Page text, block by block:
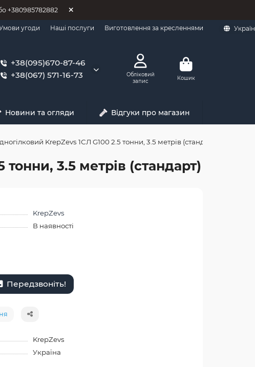
+380985782882
угоди Наші послуги Виготовлення за кресленнями
+38(095)670-87-46
+38(067) 571-16-73
Обліковий
запис
Кошик
Новини та огляди Відгуки про магазин
KrepZevs 1СЛ G100 2.5 тонни, 3.5 метрів (стандарт)
3.5 метрів (стандарт)
KrepZevs
В наявності
Передзвоніть!
KrepZevs
Україна